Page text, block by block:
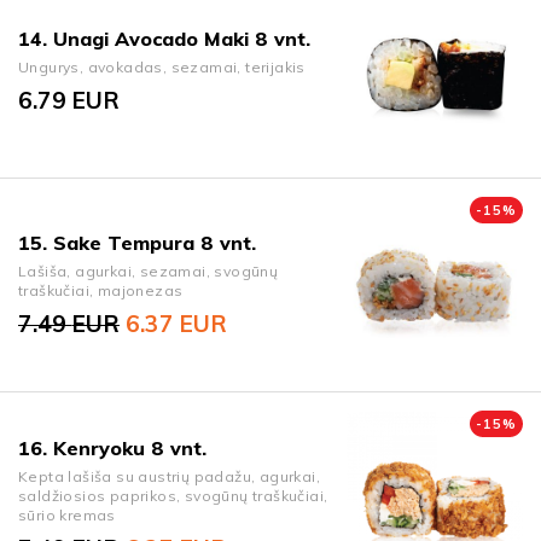
14. Unagi Avocado Maki 8 vnt.
Ungurys, avokadas, sezamai, terijakis
6.79 EUR
- 15%
15. Sake Tempura 8 vnt.
Lašiša, agurkai, sezamai, svogūnų
traškučiai, majonezas
7.49EUR
Original price was: 7.49 EUR.
6.37 EUR
Current price is: 6.37 EUR.
- 15%
16. Kenryoku 8 vnt.
Kepta lašiša su austrių padažu, agurkai,
saldžiosios paprikos, svogūnų traškučiai,
sūrio kremas